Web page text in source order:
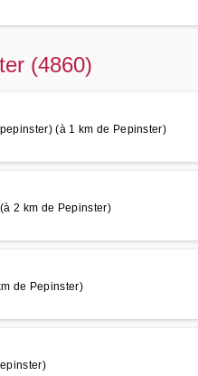
(4860)
(à 1 km de Pepinster)
2 km de Pepinster)
de Pepinster)